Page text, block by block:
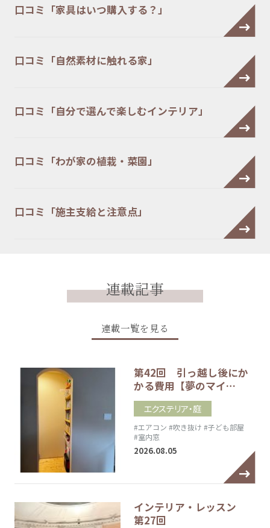
口コミ「家具はいつ購入する？」
口コミ「自然素材に触れる家」
口コミ「自分で選んで楽しむインテリア」
口コミ「わが家の植栽・菜園」
口コミ「施主支給と注意点」
連載記事
連載一覧を見る
第42回 引っ越し後にか
かる費用【夢のマイ…
エクステリア・庭
#エアコン #吹き抜け #子ども部屋
#室内窓
2026.08.05
インテリア・レッスン
第27回